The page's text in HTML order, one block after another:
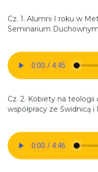
Cz. 1. Alumni I roku w
Seminarium
Cz. 2. Kobiety na teologii
współpracy ze Świdnicą i